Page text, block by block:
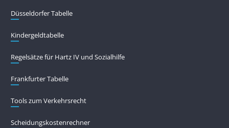
Düsseldorfer Tabelle
Kindergeldtabelle
Regelsätze für Hartz IV und Sozialhilfe
Frankfurter Tabelle
Tools zum Verkehrsrecht
Scheidungskostenrechner